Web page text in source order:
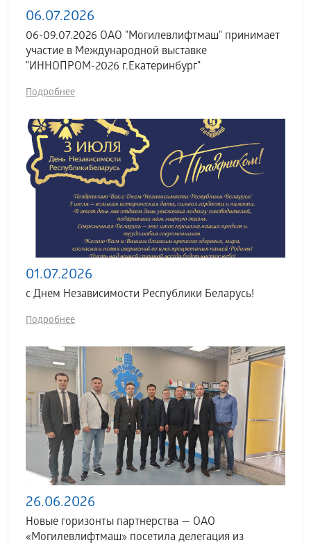
06.07.2026
06-09.07.2026 ОАО "Могилевлифтмаш" принимает
участие в Международной выставке
"ИННОПРОМ-2026 г.Екатеринбург"
Подробнее
01.07.2026
с Днем Независимости Республики Беларусь!
Подробнее
26.06.2026
Новые горизонты партнерства — ОАО
«Могилевлифтмаш» посетила делегация из